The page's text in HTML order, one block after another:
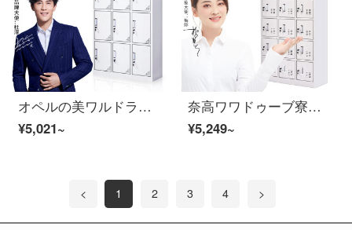
オペルの美ワルドラックのロッカーの12ドアのワルドラックの多ドアの食器棚の下駄箱
¥5,021~
奈高ワワドゥーブ寮の従業員はロッカーロッカーの食器棚に多くの戸棚を収納しています。十八ドアのワルドラブブ
¥5,249~
< 1 2 3 4 >